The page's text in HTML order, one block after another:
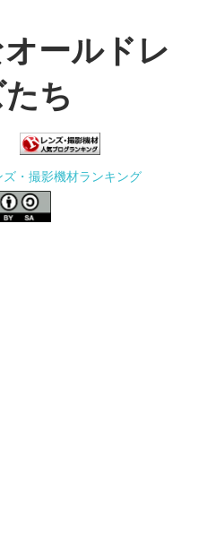
ールドレ
ち
・撮影機材ランキング